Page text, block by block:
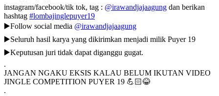
instagram/facebook/tik tok, tag : @irawandjajaagung dan berikan
hashtag #lombajinglepuyer19
▶️Follow social media @irawandjajaagung
▶️Seluruh hasil karya yang dikirimkan menjadi milik Puyer 19
▶️Keputusan juri tidak dapat diganggu gugat.
.
JANGAN NGAKU EKSIS KALAU BELUM IKUTAN VIDEO
JINGLE COMPETITION PUYER 19 💪🏻😂
.